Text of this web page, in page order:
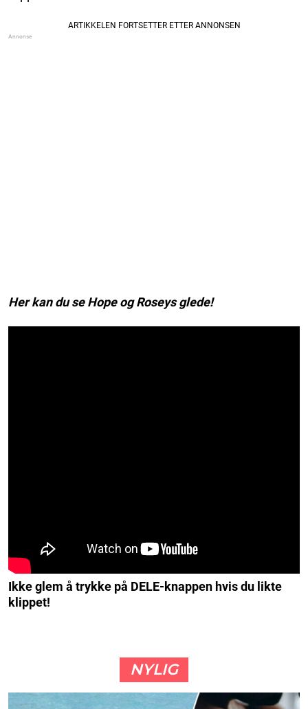
Her kan du se Hope og Roseys glede!
Ikke glem å trykke på DELE-knappen hvis du likte
klippet!
NYLIG